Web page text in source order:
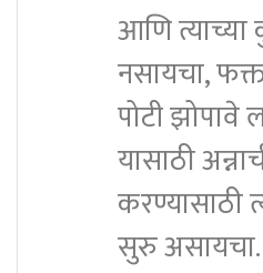
आणि
नसायचा, फक्त
पोटी झोपावे
यासाठी
करण्यासाठी
सुरु असायचा.